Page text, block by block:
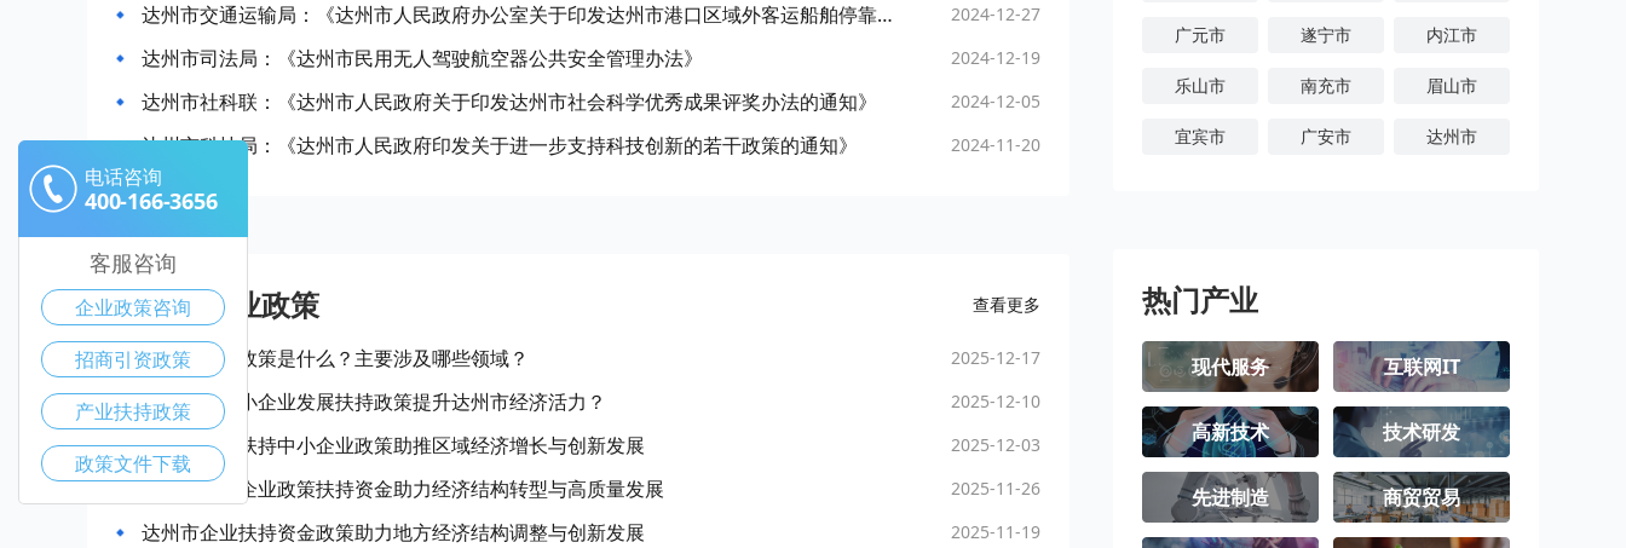
达州市交通运输局：《达州市人民政府办公室关于印发达州市港口区域外客运船舶停靠站点管理办法的通知》 2024-12-27
达州市司法局：《达州市民用无人驾驶航空器公共安全管理办法》 2024-12-19
达州市社科联：《达州市人民政府关于印发达州市社会科学优秀成果评奖办法的通知》 2024-12-05
达州市科技局：《达州市人民政府印发关于进一步支持科技创新的若干政策的通知》 2024-11-20
达州市产业政策 查看更多
达州市惠企政策是什么？主要涉及哪些领域？ 2025-12-17
如何通过中小企业发展扶持政策提升达州市经济活力？ 2025-12-10
达州市政府扶持中小企业政策助推区域经济增长与创新发展 2025-12-03
达州市推动企业政策扶持资金助力经济结构转型与高质量发展 2025-11-26
达州市企业扶持资金政策助力地方经济结构调整与创新发展 2025-11-19
广元市 遂宁市 内江市
乐山市 南充市 眉山市
宜宾市 广安市 达州市
热门产业
现代服务 互联网IT
高新技术 技术研发
先进制造 商贸贸易
电话咨询
400-166-3656
客服咨询
企业政策咨询
招商引资政策
产业扶持政策
政策文件下载